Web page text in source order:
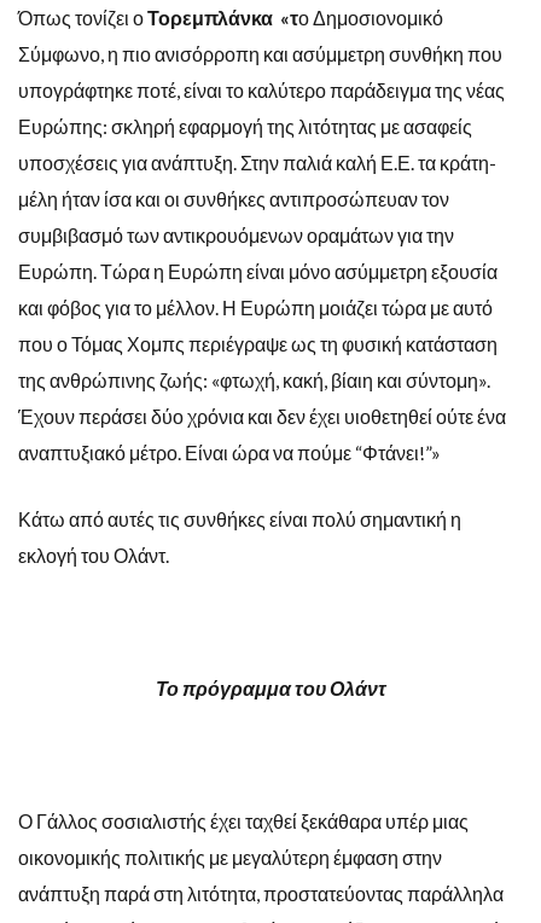
Όπως τονίζει οΤορεμπλάνκα «το Δημοσιονομικό
Σύμφωνο, η πιο ανισόρροπη και ασύμμετρη συνθήκη που
υπογράφτηκε ποτέ, είναι το καλύτερο παράδειγμα της νέας
Ευρώπης: σκληρή εφαρμογή της λιτότητας με ασαφείς
υποσχέσεις για ανάπτυξη. Στην παλιά καλή Ε.Ε. τα κράτη-
μέλη ήταν ίσα και οι συνθήκες αντιπροσώπευαν τον
συμβιβασμό των αντικρουόμενων οραμάτων για την
Ευρώπη. Τώρα η Ευρώπη είναι μόνο ασύμμετρη εξουσία
και φόβος για το μέλλον. Η Ευρώπη μοιάζει τώρα με αυτό
που ο Τόμας Χομπς περιέγραψε ως τη φυσική κατάσταση
της ανθρώπινης ζωής: «φτωχή, κακή, βίαιη και σύντομη».
Έχουν περάσει δύο χρόνια και δεν έχει υιοθετηθεί ούτε ένα
αναπτυξιακό μέτρο. Είναι ώρα να πούμε “Φτάνει!”»
Κάτω από αυτές τις συνθήκες είναι πολύ σημαντική η
εκλογή του Ολάντ.
Το πρόγραμμα του Ολάντ
Ο Γάλλος σοσιαλιστής έχει ταχθεί ξεκάθαρα υπέρ μιας
οικονομικής πολιτικής με μεγαλύτερη έμφαση στην
ανάπτυξη παρά στη λιτότητα, προστατεύοντας παράλληλα